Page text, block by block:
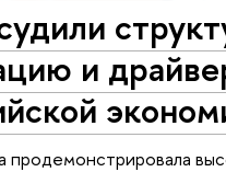
и
продемонстрировала